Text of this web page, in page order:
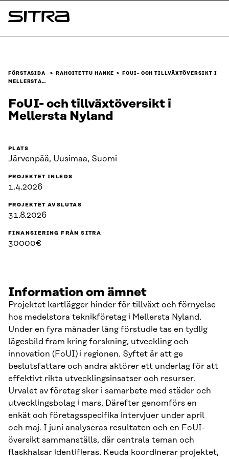
Skip to
content
Sitra
FÖRSTASIDA RAHOITETTU HANKE
FOUI- OCH TILLVÄXTÖVERSIKT I
MELLERSTA…
FoUI- och tillväxtöversikt i
Mellersta Nyland
PLATS
Järvenpää, Uusimaa, Suomi
PROJEKTET INLEDS
1.4.2026
PROJEKTET AVSLUTAS
31.8.2026
FINANSIERING FRÅN SITRA
30000€
Information om ämnet
Projektet kartlägger hinder för tillväxt och förnyelse
hos medelstora teknikföretag i Mellersta Nyland.
Under en fyra månader lång förstudie tas en tydlig
lägesbild fram kring forskning, utveckling och
innovation (FoUI) i regionen. Syftet är att ge
beslutsfattare och andra aktörer ett underlag för att
effektivt rikta utvecklingsinsatser och resurser.
Urvalet av företag sker i samarbete med städer och
utvecklingsbolag i mars. Därefter genomförs en
enkät och företagsspecifika intervjuer under april
och maj. I juni analyseras resultaten och en FoUI-
översikt sammanställs, där centrala teman och
flaskhalsar identifieras. Keuda koordinerar projektet,